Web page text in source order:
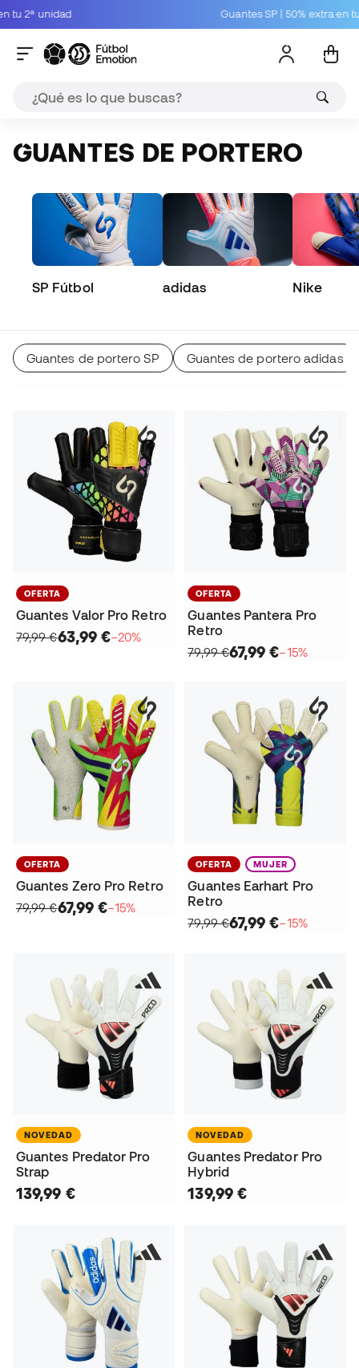
Guantes SP | 50% extra en tu 2ª
GUANTES DE PORTERO
SP Fútbol adidas Nike
Guantes de portero SP Guantes de portero adidas
OFERTA
Guantes Valor Pro Retro
79,99 €63,99 €−20%
OFERTA
Guantes Pantera Pro
Retro
79,99 €67,99 €−15%
OFERTA
Guantes Zero Pro Retro
79,99 €67,99 €−15%
OFERTA MUJER
Guantes Earhart Pro
Retro
79,99 €67,99 €−15%
NOVEDAD
Guantes Predator Pro
Strap
139,99 €
NOVEDAD
Guantes Predator Pro
Hybrid
139,99 €